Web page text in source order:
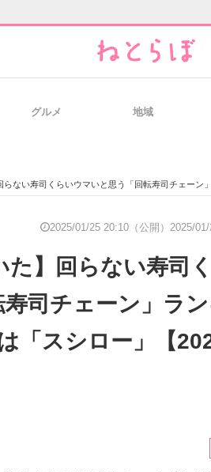
サイト
グルメ 地域
らいウマいと思う「回転寿司チェーン」ランキングTOP20！ 第1位は「スシロ
2025/01/25 20:10（公開） 2025/01/
た】回らない寿司
司チェーン」ラ
「スシロー」【